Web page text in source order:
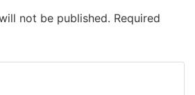
not be published. Required